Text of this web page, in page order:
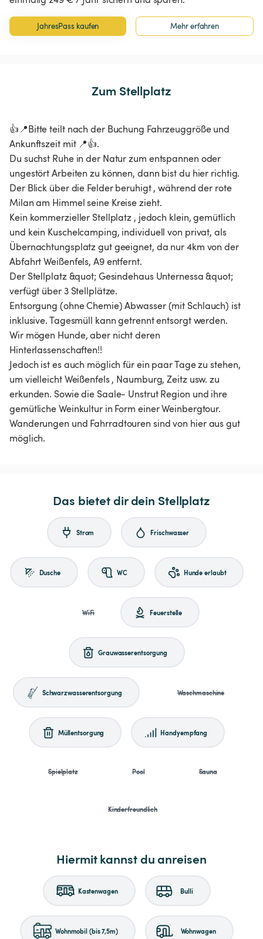
JahresPass kaufen Mehr erfahren
Zum Stellplatz
👍📍Bitte teilt nach der Buchung Fahrzeuggröße und
Ankunftszeit mit 📍👍.
Du suchst Ruhe in der Natur zum entspannen oder
ungestört Arbeiten zu können, dann bist du hier richtig.
Der Blick über die Felder beruhigt , während der rote
Milan am Himmel seine Kreise zieht.
Kein kommerzieller Stellplatz , jedoch klein, gemütlich
und kein Kuschelcamping, individuell von privat, als
Übernachtungsplatz gut geeignet, da nur 4km von der
Abfahrt Weißenfels, A9 entfernt.
Der Stellplatz &quot; Gesindehaus Unternessa &quot;
verfügt über 3 Stellplätze.
Entsorgung (ohne Chemie) Abwasser (mit Schlauch) ist
inklusive. Tagesmüll kann getrennt entsorgt werden.
Wir mögen Hunde, aber nicht deren
Hinterlassenschaften!!
Jedoch ist es auch möglich für ein paar Tage zu stehen,
um vielleicht Weißenfels , Naumburg, Zeitz usw. zu
erkunden. Sowie die Saale- Unstrut Region und ihre
gemütliche Weinkultur in Form einer Weinbergtour.
Wanderungen und Fahrradtouren sind von hier aus gut
möglich.
Das bietet dir dein Stellplatz
Strom Frischwasser
Dusche WC Hunde erlaubt
WiFi Feuerstelle
Grauwasserentsorgung
Schwarzwasserentsorgung Waschmaschine
Müllentsorgung Handyempfang
Spielplatz Pool Sauna
Kinderfreundlich
Hiermit kannst du anreisen
Kastenwagen Bulli
Wohnmobil (bis 7,5m) Wohnwagen